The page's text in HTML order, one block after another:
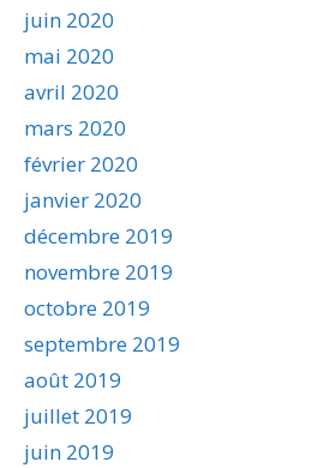
juin 2020
mai 2020
avril 2020
mars 2020
février 2020
janvier 2020
décembre 2019
novembre 2019
octobre 2019
septembre 2019
août 2019
juillet 2019
juin 2019